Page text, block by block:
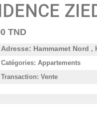
TND
Adresse: Hammamet Nord ,
Catégories: Appartements
Transaction: Vente